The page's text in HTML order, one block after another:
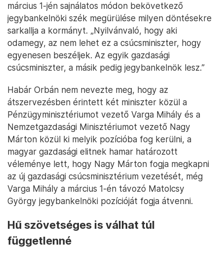
március 1-jén sajnálatos módon bekövetkező
jegybankelnöki szék megürülése milyen döntésekre
sarkallja a kormányt. „Nyilvánvaló, hogy aki
odamegy, az nem lehet ez a csúcsminiszter, hogy
egyenesen beszéljek. Az egyik gazdasági
csúcsminiszter, a másik pedig jegybankelnök lesz.”
Habár Orbán nem nevezte meg, hogy az
átszervezésben érintett két miniszter közül a
Pénzügyminisztériumot vezető Varga Mihály és a
Nemzetgazdasági Minisztériumot vezető Nagy
Márton közül ki melyik pozícióba fog kerülni, a
magyar gazdasági elitnek hamar határozott
véleménye lett, hogy Nagy Márton fogja megkapni
az új gazdasági csúcsminisztérium vezetését, még
Varga Mihály a március 1-én távozó Matolcsy
György jegybankelnöki pozícióját fogja átvenni.
Hű szövetséges is válhat túl
függetlenné